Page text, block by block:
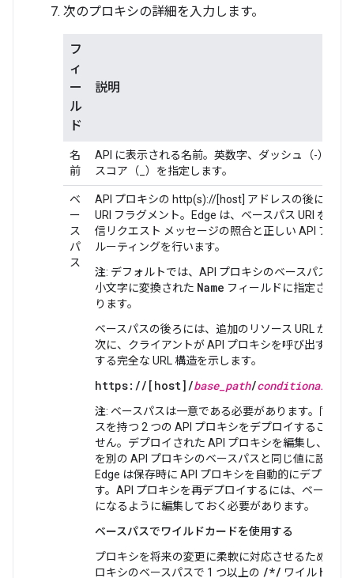
次のプロキシの詳細を入力します。
フ
ィ
ー
ル
ド
説明
名
前
API に表示される名前。英数字、ダッシュ（-）、ア
スコア（_）を指定します。
ベ
ー
ス
パ
ス
API プロキシの http(s)://[host] アドレスの後に表示
URI フラグメント。Edge は、ベースパス URI を使っ
信リクエスト メッセージの照合と正しい API プロ
ルーティングを行います。
注: デフォルトでは、API プロキシのベースパスは、
小文字に変換された Name フィールドに指定された
ります。
ベースパスの後ろには、追加のリソース URL があり
次に、クライアントが API プロキシを呼び出すため
する完全な URL 構造を示します。
https://[host]/base_path/
注: ベースパスは一意である必要があります。同じ
スを持つ 2 つの API プロキシをデプロイすることは
せん。デプロイされた API プロキシを編集し、ベー
を別の API プロキシのベースパスと同じ値に設定す
Edge は保存時に API プロキシを自動的にデプロイ
す。API プロキシを再デプロイするには、ベースパ
になるように編集しておく必要があります。
ベースパスでワイルドカードを使用する
プロキシを将来の変更に柔軟に対応させるために、
ロキシのベースパスで 1 つ以上の /*/ ワイルドカー